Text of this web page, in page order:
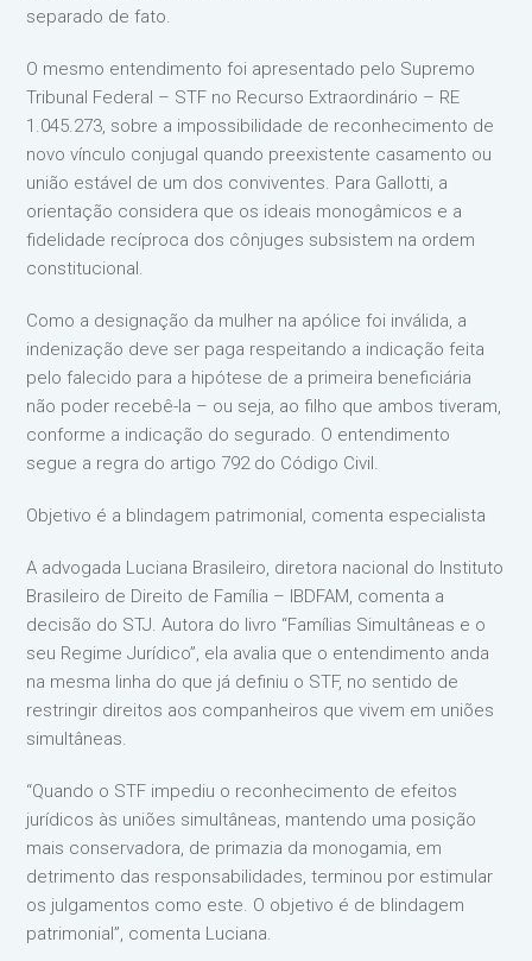
separado de fato.
O mesmo entendimento foi apresentado pelo Supremo
Tribunal Federal – STF no Recurso Extraordinário – RE
1.045.273, sobre a impossibilidade de reconhecimento de
novo vínculo conjugal quando preexistente casamento ou
união estável de um dos conviventes. Para Gallotti, a
orientação considera que os ideais monogâmicos e a
fidelidade recíproca dos cônjuges subsistem na ordem
constitucional.
Como a designação da mulher na apólice foi inválida, a
indenização deve ser paga respeitando a indicação feita
pelo falecido para a hipótese de a primeira beneficiária
não poder recebê-la – ou seja, ao filho que ambos tiveram,
conforme a indicação do segurado. O entendimento
segue a regra do artigo 792 do Código Civil.
Objetivo é a blindagem patrimonial, comenta especialista
A advogada Luciana Brasileiro, diretora nacional do Instituto
Brasileiro de Direito de Família – IBDFAM, comenta a
decisão do STJ. Autora do livro “Famílias Simultâneas e o
seu Regime Jurídico”, ela avalia que o entendimento anda
na mesma linha do que já definiu o STF, no sentido de
restringir direitos aos companheiros que vivem em uniões
simultâneas.
“Quando o STF impediu o reconhecimento de efeitos
jurídicos às uniões simultâneas, mantendo uma posição
mais conservadora, de primazia da monogamia, em
detrimento das responsabilidades, terminou por estimular
os julgamentos como este. O objetivo é de blindagem
patrimonial”, comenta Luciana.